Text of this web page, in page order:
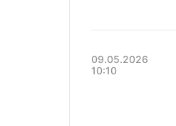
09.05.2026
10:10